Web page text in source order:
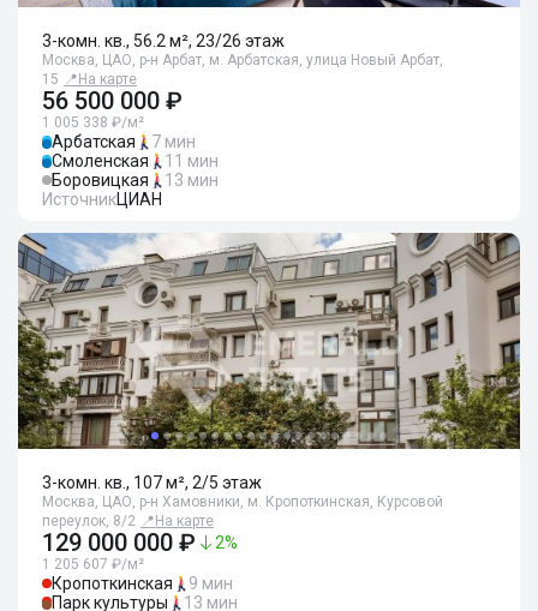
3-комн. кв., 56.2 м², 23/26 этаж
Москва, ЦАО, р-н Арбат, м. Арбатская, улица Новый Арбат,
15 📍 На карте
56 500 000 ₽
1 005 338 ₽/м²
Арбатская
7 мин
Смоленская
11 мин
Боровицкая
13 мин
ИсточникЦИАН
3-комн. кв., 107 м², 2/5 этаж
Москва, ЦАО, р-н Хамовники, м. Кропоткинская, Курсовой
переулок, 8/2 📍 На карте
129 000 000 ₽ 2%
1 205 607 ₽/м²
Кропоткинская
9 мин
Парк культуры
13 мин